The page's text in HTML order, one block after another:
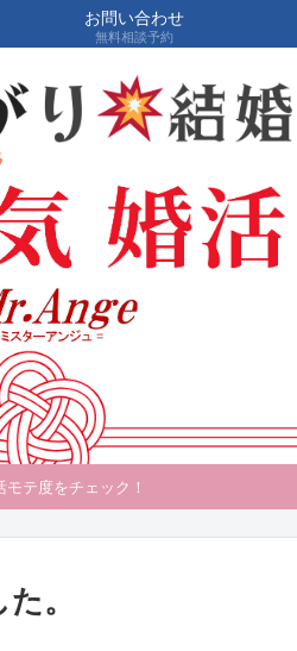
お問い合わせ
無料相談予約
モテ度をチェック！
。